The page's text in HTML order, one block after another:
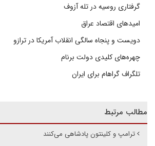
گرفتاری روسیه در تله آزوف
امیدهای اقتصاد عراق
دویست و پنجاه سالگی انقلاب آمریکا در ترازو
چهره‌های کلیدی دولت برنام
تلگراف گراهام برای ایران
مطالب مرتبط
ترامپ و کلینتون پادشاهی می‌کنند